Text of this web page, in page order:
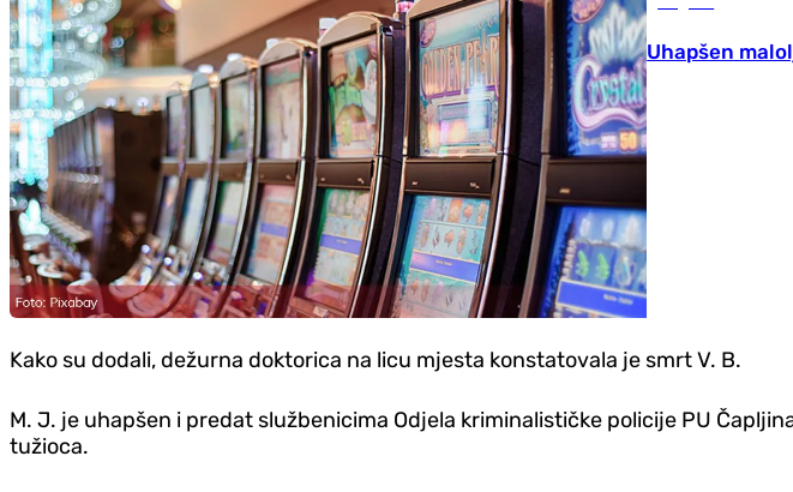
Uhapšen
Kako su dodali, dežurna doktorica na licu mjesta konstatovala je smrt V. B.
M. J. je uhapšen i predat službenicima Od‌jela kriminalističke policije PU
tužioca.